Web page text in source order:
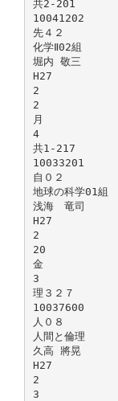
共2-201
10041202
先４２
化学Ⅱ02組
堀内 敬三
H27
2
2
月
4
共1-217
10033201
自０２
地球の科学01組
浅海 竜司
H27
2
20
金
3
理３２７
10037600
人０８
人間と倫理
久高 將晃
H27
2
3